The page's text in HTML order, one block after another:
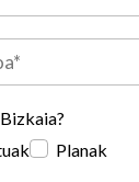
Planak